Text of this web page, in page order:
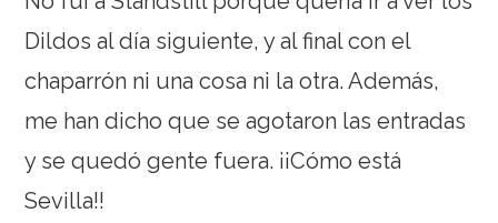
Dildos al día siguiente, y al final con el
chaparrón ni una cosa ni la otra. Además,
me han dicho que se agotaron las entradas
y se quedó gente fuera. ¡¡Cómo está
Sevilla!!